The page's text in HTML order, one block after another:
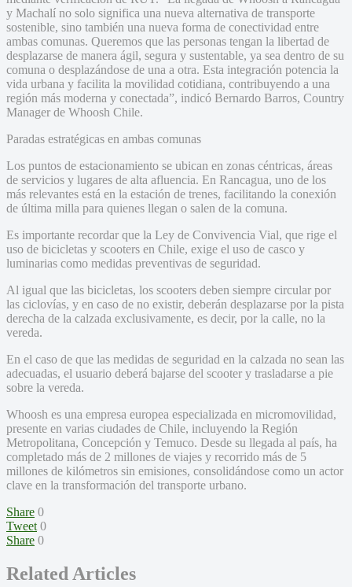
y Machalí no solo significa una nueva alternativa de transporte
sostenible, sino también una nueva forma de conectividad entre
ambas comunas. Queremos que las personas tengan la libertad de
desplazarse de manera ágil, segura y sustentable, ya sea dentro de su
comuna o desplazándose de una a otra. Esta integración potencia la
vida urbana y facilita la movilidad cotidiana, contribuyendo a una
región más moderna y conectada”, indicó Bernardo Barros, Country
Manager de Whoosh Chile.
Paradas estratégicas en ambas comunas
Los puntos de estacionamiento se ubican en zonas céntricas, áreas
de servicios y lugares de alta afluencia. En Rancagua, uno de los
más relevantes está en la estación de trenes, facilitando la conexión
de última milla para quienes llegan o salen de la comuna.
Es importante recordar que la Ley de Convivencia Vial, que rige el
uso de bicicletas y scooters en Chile, exige el uso de casco y
luminarias como medidas preventivas de seguridad.
Al igual que las bicicletas, los scooters deben siempre circular por
las ciclovías, y en caso de no existir, deberán desplazarse por la pista
derecha de la calzada exclusivamente, es decir, por la calle, no la
vereda.
En el caso de que las medidas de seguridad en la calzada no sean las
adecuadas, el usuario deberá bajarse del scooter y trasladarse a pie
sobre la vereda.
Whoosh es una empresa europea especializada en micromovilidad,
presente en varias ciudades de Chile, incluyendo la Región
Metropolitana, Concepción y Temuco. Desde su llegada al país, ha
completado más de 2 millones de viajes y recorrido más de 5
millones de kilómetros sin emisiones, consolidándose como un actor
clave en la transformación del transporte urbano.
Share 0
Tweet 0
Share 0
Related Articles